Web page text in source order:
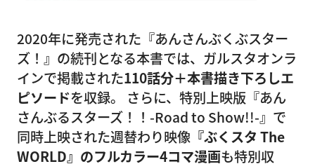
2020年に発売された『あんさんぶくぶスター
ズ！』の続刊となる本書では、ガルスタオンラ
インで掲載された110話分＋本書描き下ろしエ
ピソードを収録。 さらに、特別上映版『あん
さんぶるスターズ！！-Road to Show!!-』で
同時上映された週替わり映像 『ぶくスタ The
WORLD』のフルカラー4コマ漫画も特別収